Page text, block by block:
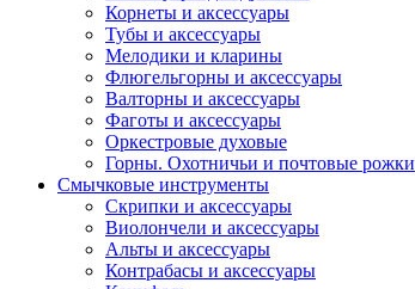
Корнеты и аксессуары
Тубы и аксессуары
Мелодики и кларины
Флюгельгорны и аксессуары
Валторны и аксессуары
Фаготы и аксессуары
Оркестровые духовые
Горны. Охотничьи и почтовые рожки
Смычковые инструменты
Скрипки и аксессуары
Виолончели и аксессуары
Альты и аксессуары
Контрабасы и аксессуары